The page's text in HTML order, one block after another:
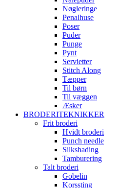
Nøgleringe
Penalhuse
Poser
Puder
Punge
Pynt
Servietter
Stitch Along
Tæpper
Til børn
Til væggen
Æsker
BRODERITEKNIKKER
Frit broderi
Hvidt broderi
Punch needle
Silkshading
Tamburering
Talt broderi
Gobelin
Korssting